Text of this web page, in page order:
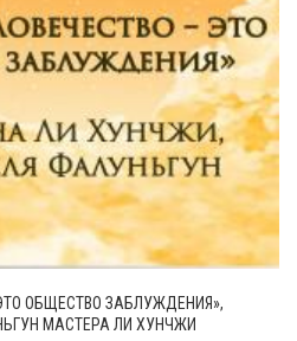
ОБЩЕСТВО ЗАБЛУЖДЕНИЯ»,
МАСТЕРА ЛИ ХУНЧЖИ